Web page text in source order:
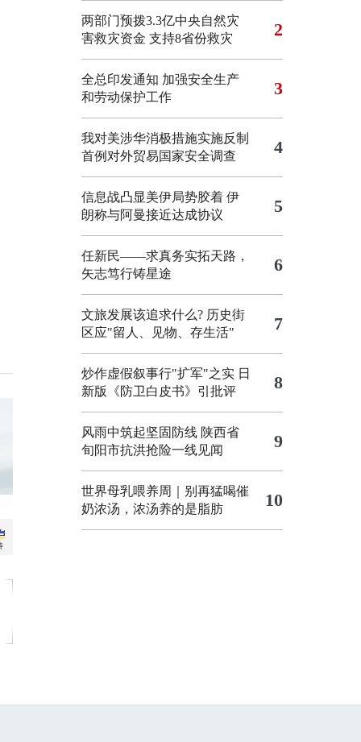
两部门预拨3.3亿中央自然灾
害救灾资金 支持8省份救灾
2
全总印发通知 加强安全生产
和劳动保护工作
3
我对美涉华消极措施实施反制
首例对外贸易国家安全调查
4
信息战凸显美伊局势胶着 伊
朗称与阿曼接近达成协议
5
任新民——求真务实拓天路，
矢志笃行铸星途
6
文旅发展该追求什么? 历史街
区应"留人、见物、存生活"
7
炒作虚假叙事行"扩军"之实 日
新版《防卫白皮书》引批评
8
风雨中筑起坚固防线 陕西省
旬阳市抗洪抢险一线见闻
9
世界母乳喂养周｜别再猛喝催
奶浓汤，浓汤养的是脂肪
10